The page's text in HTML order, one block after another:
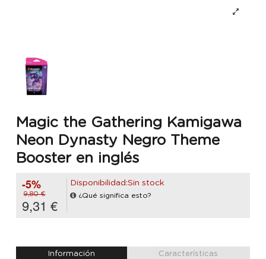
Magic the Gathering Kamigawa
Neon Dynasty Negro Theme
Booster en inglés
-5%
9,80 €
9,31 €
Disponibilidad:Sin stock
¿Qué significa esto?
Información Características